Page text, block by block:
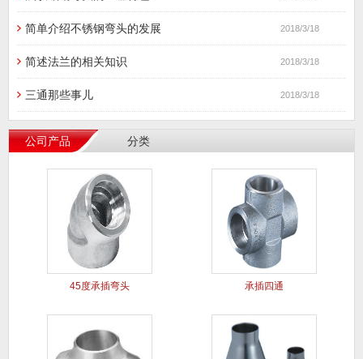
简单介绍不锈钢弯头的发展 2018/3/18
简述法兰的相关知识 2018/3/18
三通那些事儿 2018/3/18
公司产品 分类
45度承插弯头 承插四通